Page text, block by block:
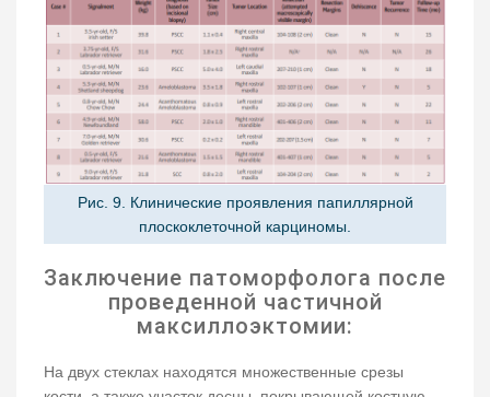
Рис. 9. Клинические проявления папиллярной
плоскоклеточной карциномы.
Заключение патоморфолога после
проведенной частичной
максиллоэктомии:
На двух стеклах находятся множественные срезы